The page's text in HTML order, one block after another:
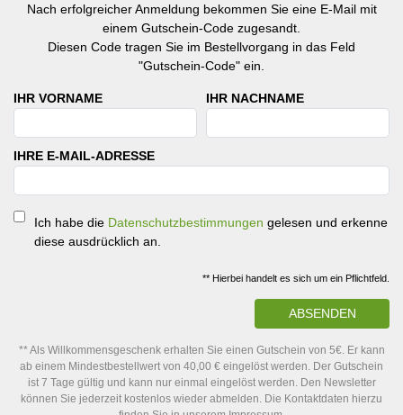
Nach erfolgreicher Anmeldung bekommen Sie eine E-Mail mit
einem Gutschein-Code zugesandt.
Diesen Code tragen Sie im Bestellvorgang in das Feld
"Gutschein-Code" ein.
IHR VORNAME IHR NACHNAME
IHRE E-MAIL-ADRESSE
Ich habe die Datenschutzbestimmungen gelesen und erkenne
diese ausdrücklich an.
** Hierbei handelt es sich um ein Pflichtfeld.
ABSENDEN
** Als Willkommensgeschenk erhalten Sie einen Gutschein von 5€. Er kann
ab einem Mindestbestellwert von 40,00 € eingelöst werden. Der Gutschein
ist 7 Tage gültig und kann nur einmal eingelöst werden. Den Newsletter
können Sie jederzeit kostenlos wieder abmelden. Die Kontaktdaten hierzu